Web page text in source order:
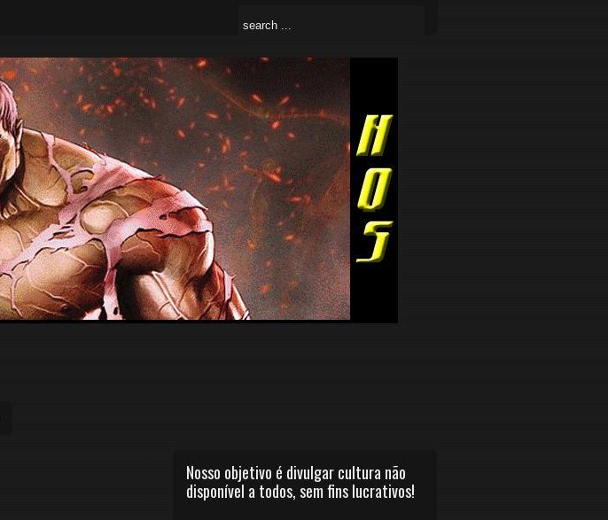
Nosso objetivo é divulgar cultura não
disponível a todos, sem fins lucrativos!